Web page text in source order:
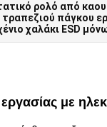
ρολό από
πάγκου
χαλάκι ESD
με